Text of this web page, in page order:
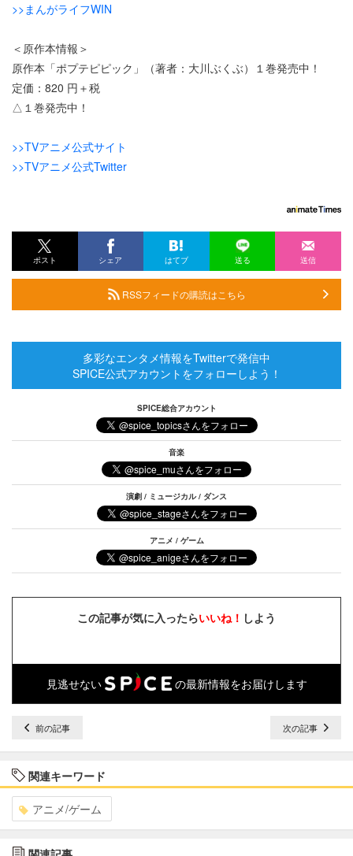
>>まんがライフWIN
＜原作本情報＞
原作本「ポプテピピック」（著者：大川ぶくぶ）１巻発売中！
定価：820 円＋税
△１巻発売中！
>>TVアニメ公式サイト
>>TVアニメ公式Twitter
ポスト シェア はてブ 送る 送信
RSSフィードの購読はこちら
多彩なエンタメ情報をTwitterで発信中
SPICE公式アカウントをフォローしよう！
SPICE総合アカウント
音楽
演劇 / ミュージカル / ダンス
アニメ / ゲーム
この記事が気に入ったらいいね！ しよう
見逃せない の最新情報をお届けします
前の記事 次の記事
関連キーワード
アニメ/ゲーム